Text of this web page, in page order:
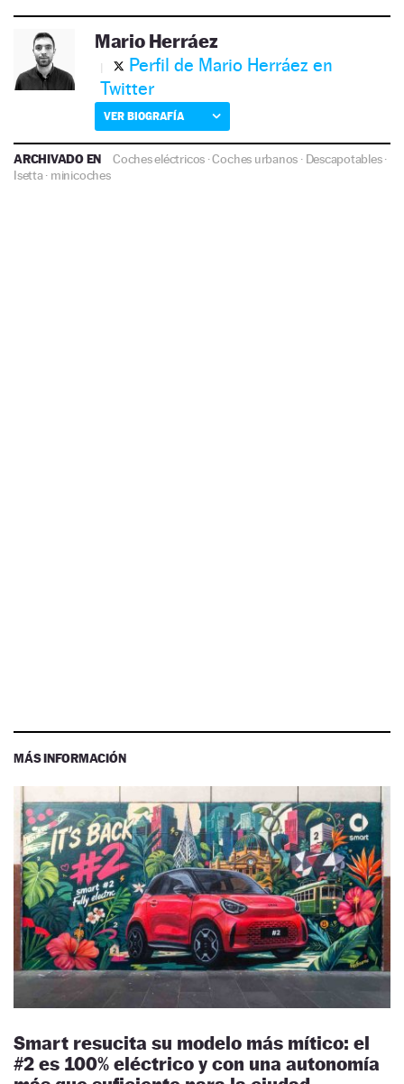
Mario Herráez
Perfil de Mario Herráez en
Twitter
VER BIOGRAFÍA
ARCHIVADO EN Coches eléctricos ·Coches urbanos · Descapotables·
Isetta· minicoches
MÁS INFORMACIÓN
Smart resucita su modelo más mítico: el
#2 es 100% eléctrico y con una autonomía